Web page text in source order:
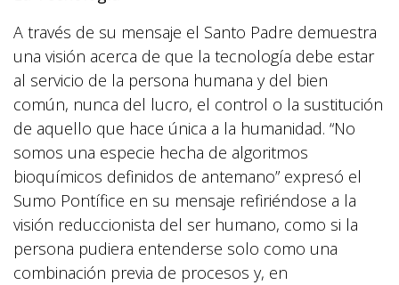
A través de su mensaje el Santo Padre demuestra
una visión acerca de que la tecnología debe estar
al servicio de la persona humana y del bien
común, nunca del lucro, el control o la sustitución
de aquello que hace única a la humanidad. “No
somos una especie hecha de algoritmos
bioquímicos definidos de antemano” expresó el
Sumo Pontífice en su mensaje refiriéndose a la
visión reduccionista del ser humano, como si la
persona pudiera entenderse solo como una
combinación previa de procesos y, en